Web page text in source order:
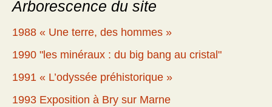
Arborescence du site
1988 « Une terre, des hommes »
1990 "les minéraux : du big bang au cristal"
1991 « L’odyssée préhistorique »
1993 Exposition à Bry sur Marne